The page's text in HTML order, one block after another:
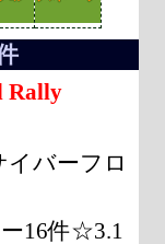
Rally
イバーフロ
16件☆3.1